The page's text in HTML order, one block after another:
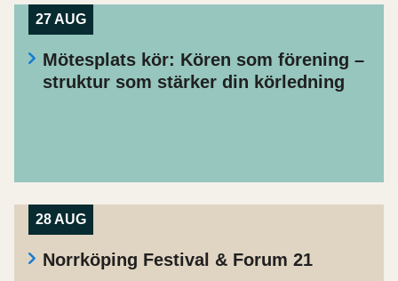
27 AUG
Mötesplats kör: Kören som förening –
struktur som stärker din körledning
28 AUG
Norrköping Festival & Forum 21